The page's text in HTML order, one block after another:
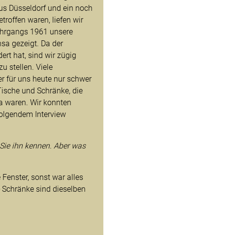
Düsseldorf und ein noch
waren, liefen wir
1961 unsere
gezeigt. Da der
hat, sind wir zügig
stellen. Viele
für uns heute nur schwer
und Schränke, die
waren. Wir konnten
Interview
ihn kennen. Aber was
sonst war alles
sind dieselben